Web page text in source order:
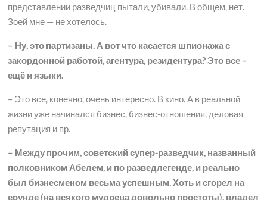
представлении разведчиц пытали, убивали. В общем, нет.
Зоей мне — не хотелось.
– Ну, это партизаны. А вот что касается шпионажа с
закордонной работой, агентура, резидентура? Это все –
ещё и языки.
– Это все, конечно, очень интересно. В кино. А в реальной
жизни уже начинался бизнес, бизнес-отношения, деловая
репутация и пр.
– Между прочим, советский супер-разведчик, названный
полковником Абелем, и по разведлегенде, и реально
был бизнесменом весьма успешным. Хоть и сгорел на
ерунде (на всякого мудреца довольно простоты), владел